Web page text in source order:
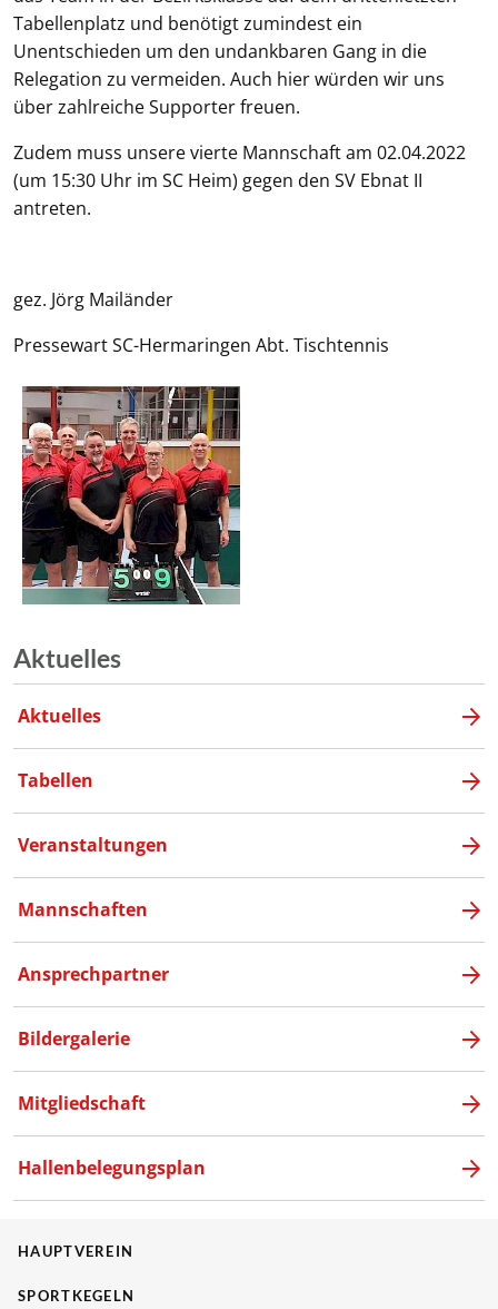
Tabellenplatz und benötigt zumindest ein
Unentschieden um den undankbaren Gang in die
Relegation zu vermeiden. Auch hier würden wir uns
über zahlreiche Supporter freuen.
Zudem muss unsere vierte Mannschaft am 02.04.2022
(um 15:30 Uhr im SC Heim) gegen den SV Ebnat II
antreten.
gez. Jörg Mailänder
Pressewart SC-Hermaringen Abt. Tischtennis
Aktuelles
Aktuelles
Tabellen
Veranstaltungen
Mannschaften
Ansprechpartner
Bildergalerie
Mitgliedschaft
Hallenbelegungsplan
HAUPTVEREIN
SPORTKEGELN